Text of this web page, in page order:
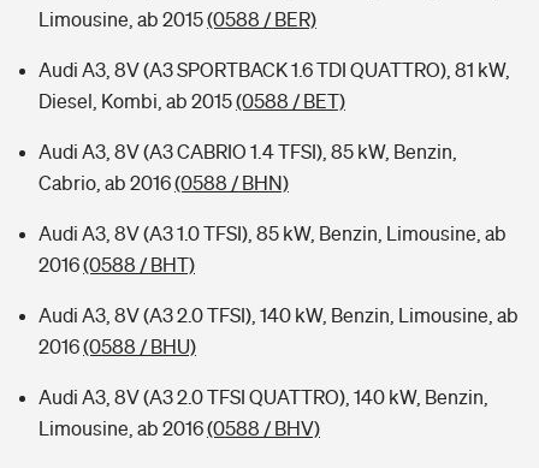
Limousine, ab 2015(0588 / BER)
Audi A3, 8V (A3 SPORTBACK 1.6 TDI QUATTRO), 81 kW,
Diesel, Kombi, ab 2015(0588 / BET)
Audi A3, 8V (A3 CABRIO 1.4 TFSI), 85 kW, Benzin,
Cabrio, ab 2016(0588 / BHN)
Audi A3, 8V (A3 1.0 TFSI), 85 kW, Benzin, Limousine, ab
2016(0588 / BHT)
Audi A3, 8V (A3 2.0 TFSI), 140 kW, Benzin, Limousine, ab
2016(0588 / BHU)
Audi A3, 8V (A3 2.0 TFSI QUATTRO), 140 kW, Benzin,
Limousine, ab 2016(0588 / BHV)